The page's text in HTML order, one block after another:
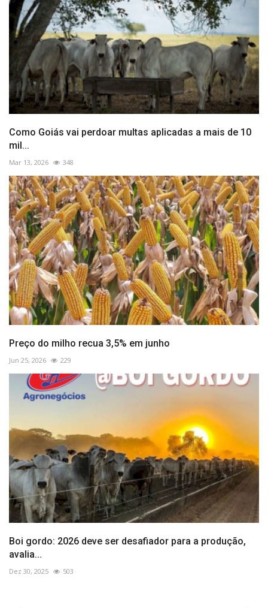
Como Goiás vai perdoar multas aplicadas a mais de 10
mil...
Mar 13, 2026 348
Preço do milho recua 3,5% em junho
Jun 25, 2026 229
Boi gordo: 2026 deve ser desafiador para a produção,
avalia...
Dez 30, 2025 503